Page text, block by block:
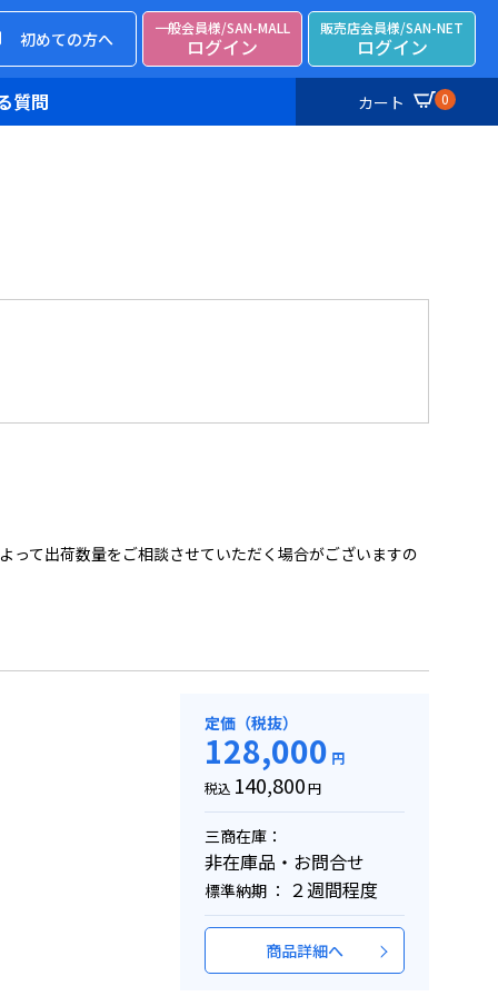
初めての方へ
一般会員様/SAN-MALL
ログイン
販売店会員様/SAN-NET
ログイン
カート 0
質問
て出荷数量をご相談させていただく場合がございますの
定価（税抜）
128,000 円
税込 140,800円
三商在庫：
非在庫品・お問合せ
標準納期 ： ２週間程度
商品詳細へ